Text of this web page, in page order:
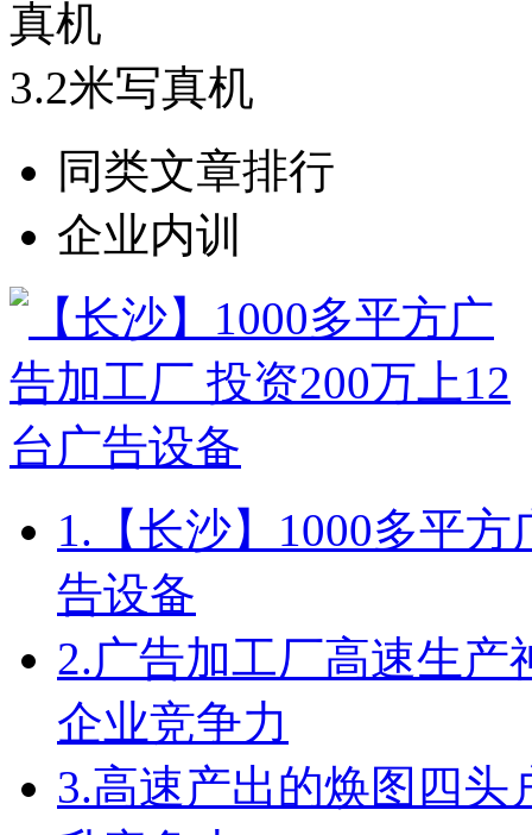
3.2米写真机
同类文章排行
企业内训
1. 【长沙】1000多平
告设备
2.广告加工厂高速生产
企业竞争力
3.高速产出的焕图四头